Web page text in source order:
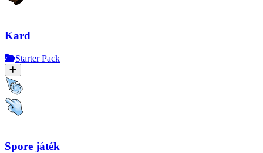
Kard
Starter Pack
Spore játék